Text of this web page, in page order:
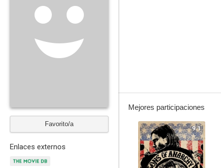
Favorito/a
Enlaces externos
Mejores participaciones
9.1